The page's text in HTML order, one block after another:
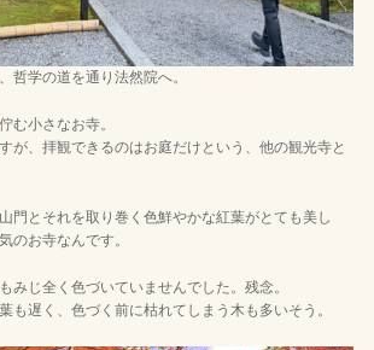
哲学の道を通り法然院へ。
む小さなお寺。
が、拝観できるのはお庭だけという、他の観光寺と
門とそれを取り巻く色鮮やかな紅葉がとても美し
のお寺なんです。
みじ全く色づいていませんでした。残念。
も遅く、色づく前に枯れてしまう木も多いそう。